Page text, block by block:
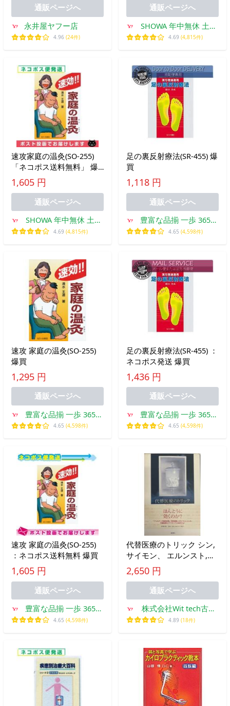
通販ページへ
永井屋ヤフー店
4.96 (24件)
通販ページへ
SHOWA 年中無休 土日
祝日も発送
4.69 (4,815件)
速攻家庭の温灸(SO-255)
「ネコポス送料無料」 爆
買
1,605 円
通販ページへ
SHOWA 年中無休 土日
祝日も発送
4.69 (4,815件)
足の裏反射療法(SR-455) 爆
買
1,118 円
通販ページへ
豊富な品揃 一歩 365日
土日祝日も発送
4.65 (4,598件)
速攻 家庭の温灸(SO-255)
爆買
1,295 円
通販ページへ
豊富な品揃 一歩 365日
土日祝日も発送
4.65 (4,598件)
足の裏反射療法(SR-455) ：
ネコポス発送 爆買
1,436 円
通販ページへ
豊富な品揃 一歩 365日
土日祝日も発送
4.65 (4,598件)
速攻 家庭の温灸(SO-255)
：ネコポス送料無料 爆買
1,605 円
通販ページへ
豊富な品揃 一歩 365日
土日祝日も発送
4.65 (4,598件)
代替医療のトリック シン,
サイモン、 エルンスト,エ
ツァート、
Singh,Simon、
Ernst,Edzard; 薫, 青木
2,650 円
通販ページへ
株式会社Wit tech古書
Upproヤフー店
4.89 (18件)